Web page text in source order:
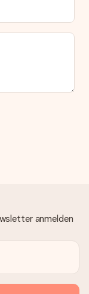
anmelden